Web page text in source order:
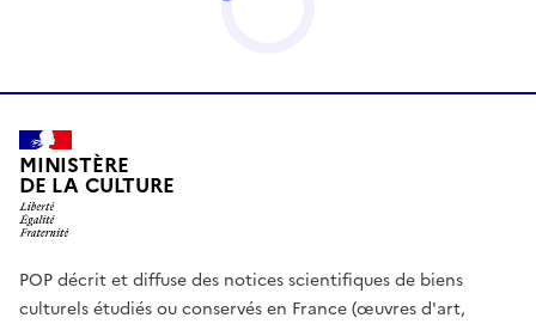
MINISTÈRE
DE LA CULTURE
POP décrit et diffuse des notices scientifiques de biens
culturels étudiés ou conservés en France (œuvres d'art,